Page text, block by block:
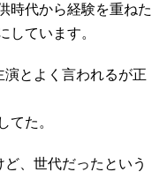
時代から経験を重ねた
しています。
とよく言われるが正
てた。
、世代だったという